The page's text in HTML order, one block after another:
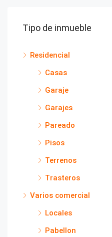
Tipo de inmueble
Residencial
Casas
Garaje
Garajes
Pareado
Pisos
Terrenos
Trasteros
Varios comercial
Locales
Pabellon